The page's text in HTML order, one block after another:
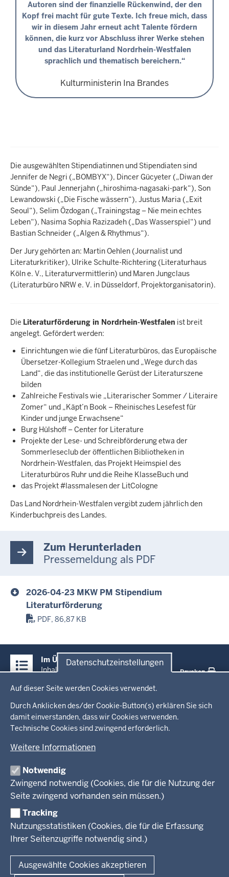
Datenschutzeinstellungen
Auf dieser Seite werden Cookies verwendet.
Durch Anklicken des/der Cookie-Button(s) erklären Sie sich
damit einverstanden, dass wir Cookies verwenden.
Technische Cookies sind zwingend erforderlich.
Weitere Informationen
Notwendig
Zwingend notwendig (Cookies, die für die Nutzung der
Seite zwingend vorhanden sein müssen.)
Tracking
Nutzungsstatistiken (Cookies, die für die Erfassung
Ihrer Seitenzugriffe notwendig sind.)
Ausgewählte Cookies akzeptieren
Autoren sind der finanzielle Rückenwind, der den
Kopf frei macht für gute Texte. Ich freue mich, dass
wir in diesem Jahr erneut acht Talente fördern
können, die kurz vor Abschluss ihrer Werke stehen
und das Literaturland Nordrhein-Westfalen
sprachlich und thematisch bereichern.“
Kulturministerin Ina Brandes
Die ausgewählten Stipendiatinnen und Stipendiaten sind
Jennifer de Negri („BOMBYX“), Dincer Gücyeter („Diwan der
Sünde“), Paul Jennerjahn („hiroshima-nagasaki-park“), Son
Lewandowski („Die Fische wässern“), Justus Maria („Exit
Seoul“), Selim Özdogan („Trainingstag – Nie mein echtes
Leben“), Nasima Sophia Razizadeh („Das Wasserspiel“) und
Bastian Schneider („Algen & Rhythmus“).
Der Jury gehörten an: Martin Oehlen (Journalist und
Literaturkritiker), Ulrike Schulte-Richtering (Literaturhaus
Köln e. V., Literaturvermittlerin) und Maren Jungclaus
(Literaturbüro NRW e. V. in Düsseldorf, Projektorganisatorin).
Die Literaturförderung in Nordrhein-Westfalen ist breit
angelegt. Gefördert werden:
Einrichtungen wie die fünf Literaturbüros, das Europäische
Übersetzer-Kollegium Straelen und „Wege durch das
Land“, die das institutionelle Gerüst der Literaturszene
bilden
Zahlreiche Festivals wie „Literarischer Sommer / Literaire
Zomer“ und „Käpt’n Book – Rheinisches Lesefest für
Kinder und junge Erwachsene“
Burg Hülshoff – Center for Literature
Projekte der Lese- und Schreibförderung etwa der
Sommerleseclub der öffentlichen Bibliotheken in
Nordrhein-Westfalen, das Projekt Heimspiel des
Literaturbüros Ruhr und die Reihe KlasseBuch und
das Projekt #lassmalesen der LitCologne
Das Land Nordrhein-Westfalen vergibt zudem jährlich den
Kinderbuchpreis des Landes.
Zum Herunterladen
Pressemeldung als PDF
2026-04-23 MKW PM Stipendium
Literaturförderung
PDF, 86,87 KB
Inhalte
Im Überblick
Inhalt
Drucken
Menü
in
der
Fußzeile
Startseite
Ministerium
Leitung des Hauses
Organisation
Arbeitgeber Ministerium
Rechtsgrundlagen
Kultur
Wissenschaft, Forschung, Lehre und Studium
Weiterbildung
Presse
Service
Kontakt
Fußzeile
Datenschutz Erklärung zur Barrierefreiheit